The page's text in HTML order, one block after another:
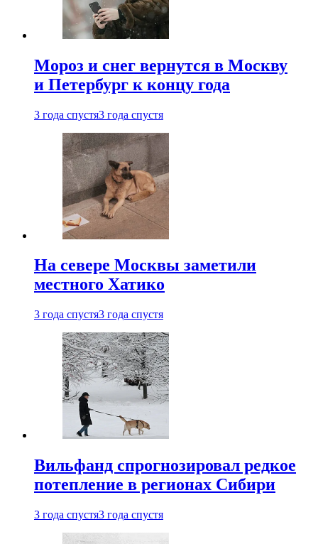
Мороз и снег вернутся в Москву
и Петербург к концу года
3 года спустя3 года спустя
На севере Москвы заметили
местного Хатико
3 года спустя3 года спустя
Вильфанд спрогнозировал редкое
потепление в регионах Сибири
3 года спустя3 года спустя